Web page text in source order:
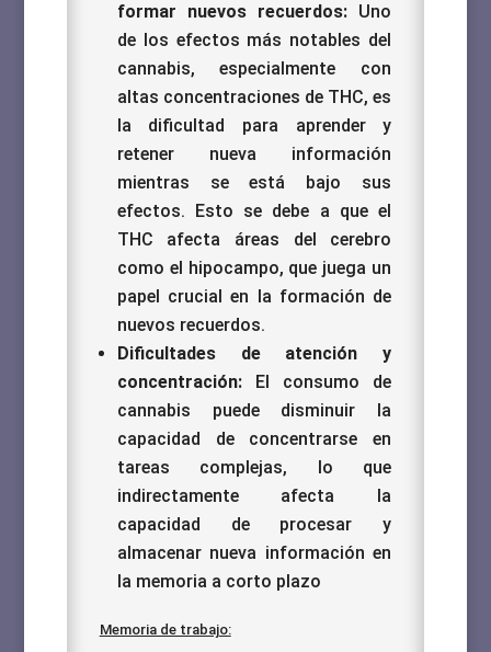
formar nuevos recuerdos: Uno
de los efectos más notables del
cannabis, especialmente con
altas concentraciones de THC, es
la dificultad para aprender y
retener nueva información
mientras se está bajo sus
efectos. Esto se debe a que el
THC afecta áreas del cerebro
como el hipocampo, que juega un
papel crucial en la formación de
nuevos recuerdos.
Dificultades de atención y
concentración:El consumo de
cannabis puede disminuir la
capacidad de concentrarse en
tareas complejas, lo que
indirectamente afecta la
capacidad de procesar y
almacenar nueva información en
la memoria a corto plazo
Memoria de trabajo: